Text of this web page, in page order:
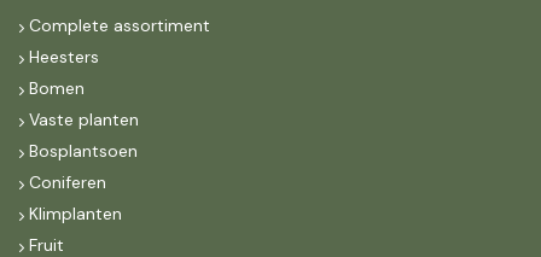
Complete assortiment
Heesters
Bomen
Vaste planten
Bosplantsoen
Coniferen
Klimplanten
Fruit